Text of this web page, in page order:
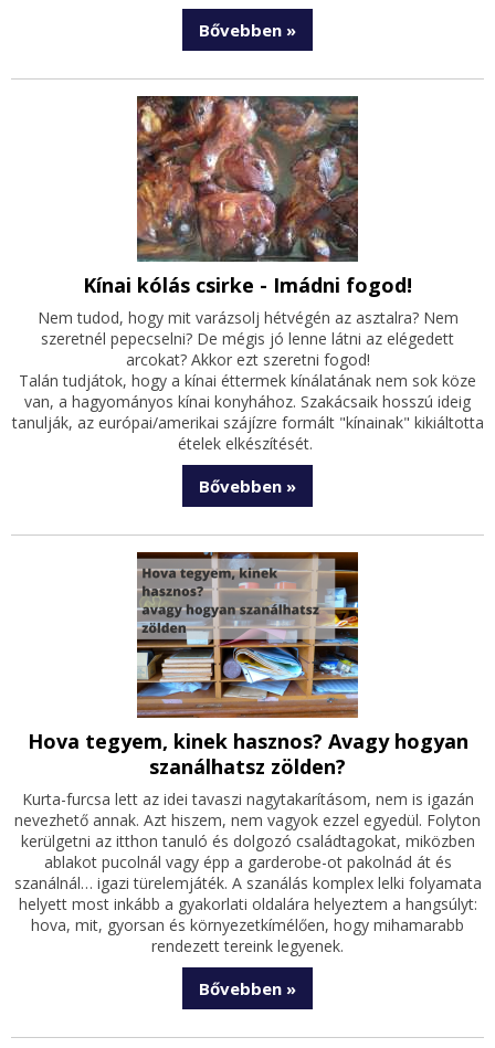
Bővebben »
Kínai kólás csirke - Imádni fogod!
Nem tudod, hogy mit varázsolj hétvégén az asztalra? Nem
szeretnél pepecselni? De mégis jó lenne látni az elégedett
arcokat? Akkor ezt szeretni fogod!
Talán tudjátok, hogy a kínai éttermek kínálatának nem sok köze
van, a hagyományos kínai konyhához. Szakácsaik hosszú ideig
tanulják, az európai/amerikai szájízre formált "kínainak" kikiáltotta
ételek elkészítését.
Bővebben »
Hova tegyem, kinek hasznos? Avagy hogyan
szanálhatsz zölden?
Kurta-furcsa lett az idei tavaszi nagytakarításom, nem is igazán
nevezhető annak. Azt hiszem, nem vagyok ezzel egyedül. Folyton
kerülgetni az itthon tanuló és dolgozó családtagokat, miközben
ablakot pucolnál vagy épp a garderobe-ot pakolnád át és
szanálnál… igazi türelemjáték. A szanálás komplex lelki folyamata
helyett most inkább a gyakorlati oldalára helyeztem a hangsúlyt:
hova, mit, gyorsan és környezetkímélően, hogy mihamarabb
rendezett tereink legyenek.
Bővebben »